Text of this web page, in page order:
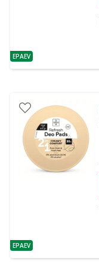
nõuanne
EPAEV
nõuanne
EPAEV